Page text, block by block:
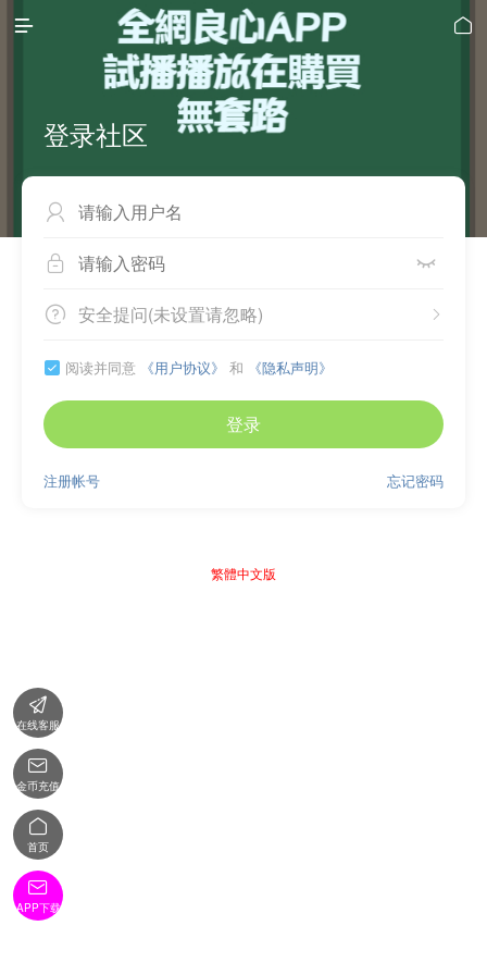
 
登录社区

 
 
安全提问(未设置请忽略)
 阅读并同意 《用户协议》 和 《隐私声明》
登录
忘记密码
注册帐号
繁體中文版

在线客服

金币充值

首页

APP下载